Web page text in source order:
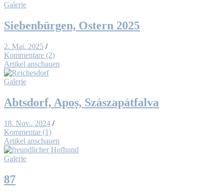
Galerie
Sie­ben­bür­gen, Os­tern 2025
2. Mai. 2025 /
Kommentare (2)
Artikel anschauen
Galerie
Abts­dorf, Apoș, Szás­zapát­fal­va
18. Nov.. 2024 /
Kommentar (1)
Artikel anschauen
Galerie
87